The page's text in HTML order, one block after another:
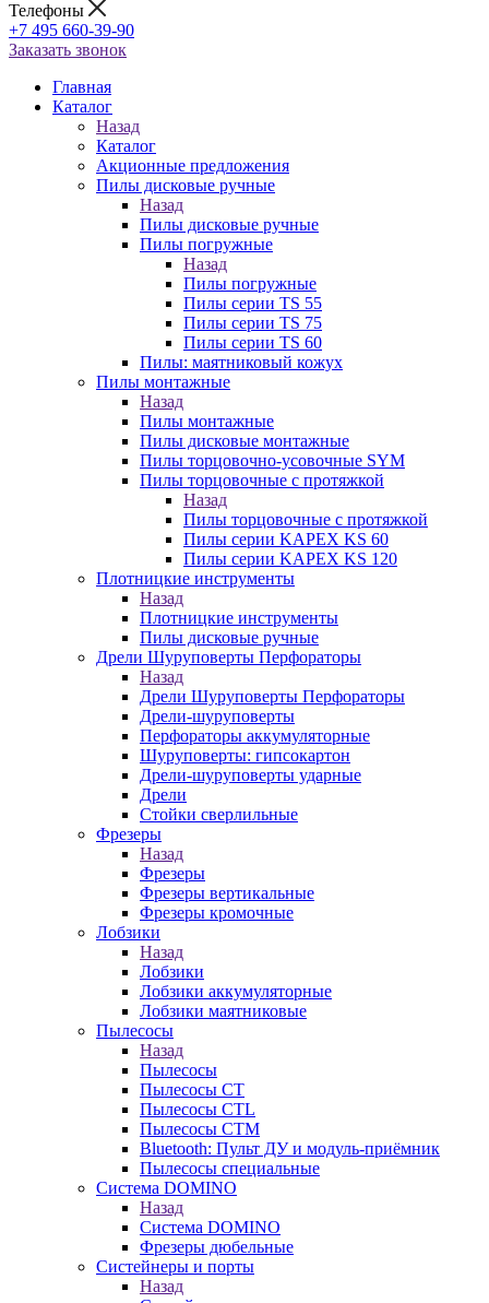
Телефоны
+7 495 660-39-90
Заказать звонок
Главная
Каталог
Назад
Каталог
Акционные предложения
Пилы дисковые ручные
Назад
Пилы дисковые ручные
Пилы погружные
Назад
Пилы погружные
Пилы серии TS 55
Пилы серии TS 75
Пилы серии TS 60
Пилы: маятниковый кожух
Пилы монтажные
Назад
Пилы монтажные
Пилы дисковые монтажные
Пилы торцовочно-усовочные SYM
Пилы торцовочные с протяжкой
Назад
Пилы торцовочные с протяжкой
Пилы серии KAPEX KS 60
Пилы серии KAPEX KS 120
Плотницкие инструменты
Назад
Плотницкие инструменты
Пилы дисковые ручные
Дрели Шуруповерты Перфораторы
Назад
Дрели Шуруповерты Перфораторы
Дрели-шуруповерты
Перфораторы аккумуляторные
Шуруповерты: гипсокартон
Дрели-шуруповерты ударные
Дрели
Стойки сверлильные
Фрезеры
Назад
Фрезеры
Фрезеры вертикальные
Фрезеры кромочные
Лобзики
Назад
Лобзики
Лобзики аккумуляторные
Лобзики маятниковые
Пылесосы
Назад
Пылесосы
Пылесосы CT
Пылесосы CTL
Пылесосы CTM
Bluetooth: Пульт ДУ и модуль-приёмник
Пылесосы специальные
Система DOMINO
Назад
Система DOMINO
Фрезеры дюбельные
Систейнеры и порты
Назад